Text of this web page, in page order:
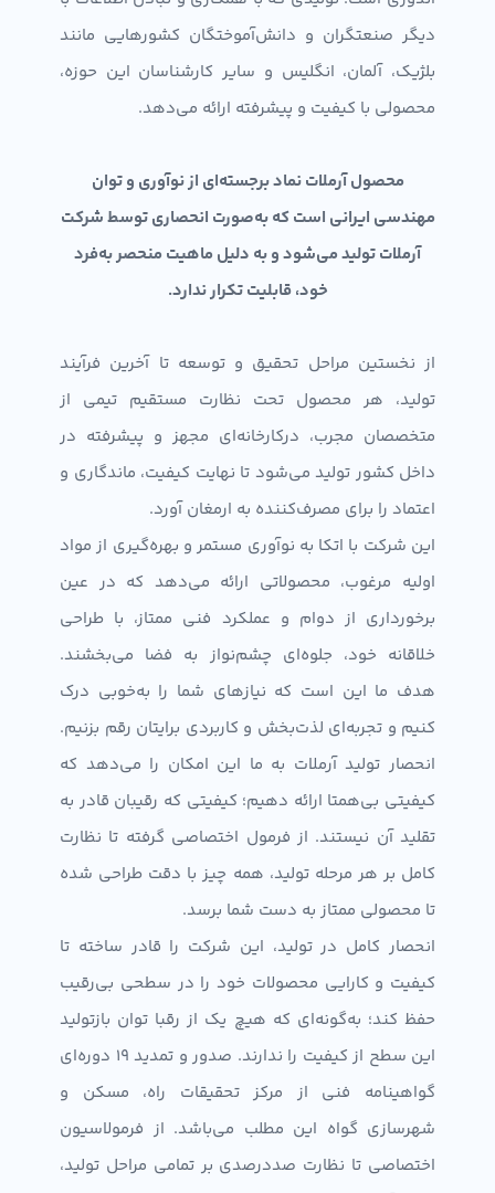
دیگر صنعتگران و دانش‌آموختگان کشورهایی مانند
بلژیک، آلمان، انگلیس و سایر کارشناسان این حوزه،
محصولی با کیفیت و پیشرفته ارائه می‌دهد.
محصول آرملات نماد برجسته‌ای از نوآوری و توان
مهندسی ایرانی است که به‌صورت انحصاری توسط شرکت
آرملات تولید می‌شود و به دلیل ماهیت منحصر به‌فرد
خود، قابلیت تکرار ندارد.
از نخستین مراحل تحقیق و توسعه تا آخرین فرآیند
تولید، هر محصول تحت نظارت مستقیم تیمی از
متخصصان مجرب، درکارخانه‌ای مجهز و پیشرفته در
داخل کشور تولید می‌شود تا نهایت کیفیت، ماندگاری و
اعتماد را برای مصرف‌کننده به ارمغان آورد.
این شرکت با اتکا به نوآوری مستمر و بهره‌گیری از مواد
اولیه مرغوب، محصولاتی ارائه می‌دهد که در عین
برخورداری از دوام و عملکرد فنی ممتاز، با طراحی
خلاقانه خود، جلوه‌ای چشم‌نواز به فضا می‌بخشند.
هدف ما این است که نیازهای شما را به‌خوبی درک
کنیم و تجربه‌ای لذت‌بخش و کاربردی برایتان رقم بزنیم.
انحصار تولید آرملات به ما این امکان را می‌دهد که
کیفیتی بی‌همتا ارائه دهیم؛ کیفیتی که رقیبان قادر به
تقلید آن نیستند. از فرمول اختصاصی گرفته تا نظارت
کامل بر هر مرحله تولید، همه چیز با دقت طراحی شده
تا محصولی ممتاز به دست شما برسد.
انحصار کامل در تولید، این شرکت را قادر ساخته تا
کیفیت و کارایی محصولات خود را در سطحی بی‌رقیب
حفظ کند؛ به‌گونه‌ای که هیچ‌ یک از رقبا توان بازتولید
این سطح از کیفیت را ندارند. صدور و تمدید 19 دوره‌ای
گواهینامه فنی از مرکز تحقیقات راه، مسکن و
شهرسازی گواه این مطلب می‌باشد. از فرمولاسیون
اختصاصی تا نظارت صددرصدی بر تمامی مراحل تولید،